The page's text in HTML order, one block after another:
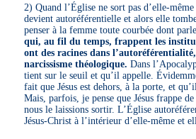
2) Quand l’Église ne sort pas d’elle-
devient autoréférentielle et alors elle
penser à la femme toute courbée dont
qui, au fil du temps, frappent les
ont des racines dans
narcissisme théologique. Dans
tient sur le seuil et qu’il appelle.
fait que Jésus est dehors, à la porte, et
Mais, parfois, je pense que Jésus frappe
nous le laissions sortir. L’Église
Jésus-Christ à l’intérieur d’elle-même et